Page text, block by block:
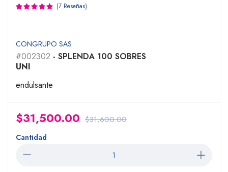
(7 Reseñas)
CONGRUPO SAS
#002302 - SPLENDA 100 SOBRES
UNI
endulsante
$31,500.00 $31,600.00
Cantidad